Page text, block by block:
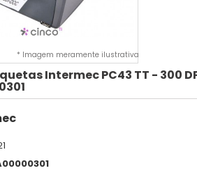
* Imagem meramente ilustrativa
Intermec PC43 TT - 300